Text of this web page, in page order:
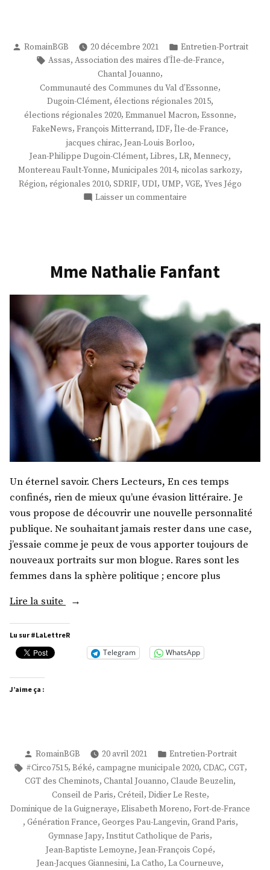
Publié
RomainBGB 20 décembre 2021
Publié
dans
Entretien-Portrait
Étiquettes :
Assas, Association des maires d’Île-de-France,
Chantal Jouanno,
Communauté des Communes du Val d’Essonne,
Dugoin-Clément, élections régionales 2015,
élections régionales 2020, Emmanuel Macron, Essonne,
FakeNews, François Mitterrand, IDF, Île-de-France,
jacques chirac, Jean-Louis Borloo,
Jean-Philippe Dugoin-Clément, Libres, LR, Mennecy,
Montereau Fault-Yonne, Municipales 2014, nicolas sarkozy,
Région, régionales 2010, SDRIF, UDI, UMP, VGE, Yves Jégo
Laisser un commentaire
Clément
Mme Nathalie Fanfant
Un éternel savoir. Chers Lecteurs, En ces temps
confinés, rien de mieux qu’une évasion littéraire. Je
vous propose de découvrir une nouvelle personnalité
publique. Ne souhaitant jamais rester dans une case,
j’essaie comme je peux de vous apporter toujours de
nouveaux portraits sur mon blogue. Rares sont les
femmes dans la sphère politique ; encore plus
Lire la suite « Mme
Fanfant »
Lu sur #LaLettreR
Telegram WhatsApp
J’aime ça :
Publié
par
RomainBGB 20 avril 2021
Publié
dans
Entretien-Portrait
Étiquettes :
#Circo7515, Béké, campagne municipale 2020, CDAC, CGT,
CGT des Cheminots, Chantal Jouanno, Claude Beuzelin,
Conseil de Paris, Créteil, Didier Le Reste,
Dominique de la Guigneraye, Elisabeth Moreno, Fort-de-France
, Génération France, Georges Pau-Langevin, Grand Paris,
Gymnase Japy, Institut Catholique de Paris,
Jean-Baptiste Lemoyne, Jean-François Copé,
Jean-Jacques Giannesini, La Catho, La Courneuve,